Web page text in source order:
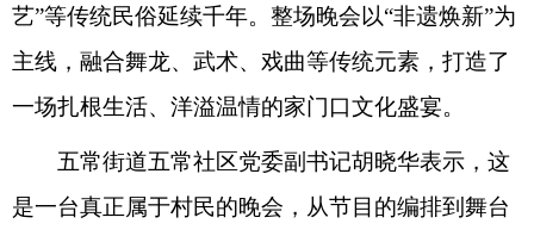
艺”等传统民俗延续千年。整场晚会以“非遗焕新”为
主线，融合舞龙、武术、戏曲等传统元素，打造了
一场扎根生活、洋溢温情的家门口文化盛宴。
五常街道五常社区党委副书记胡晓华表示，这
是一台真正属于村民的晚会，从节目的编排到舞台